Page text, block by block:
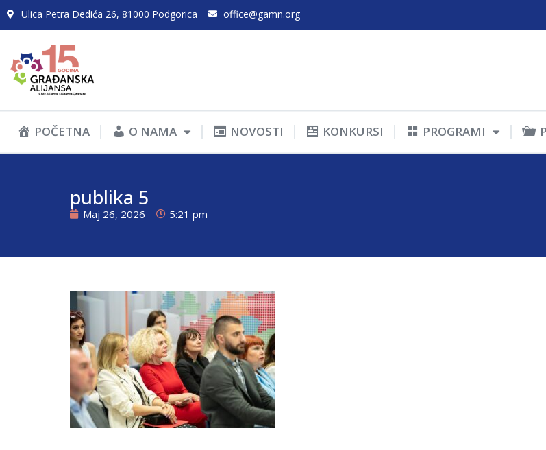
Ulica Petra Dedića 26, 81000 Podgorica office@gamn.org
POČETNA O NAMA NOVOSTI KONKURSI PROGRAMI
publika 5
Maj 26, 2026 5:21 pm